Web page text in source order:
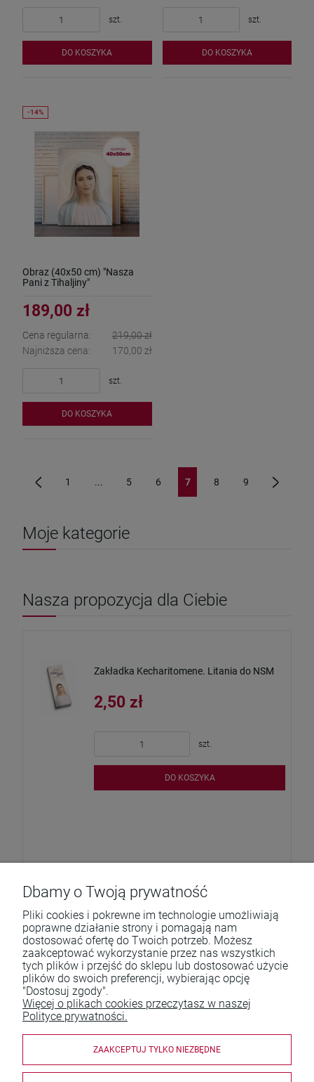
szt.
DO KOSZYKA
szt.
DO KOSZYKA
Obraz (40x50 cm) "Nasza
Pani z Tihaljiny"
189,00 zł
Cena regularna:
219,00 zł
Najniższa cena:
170,00 zł
szt.
DO KOSZYKA
1 ... 5 6 7 8 9
Moje kategorie
Nasza propozycja dla Ciebie
Zakładka Kecharitomene. Litania do NSM
2,50 zł
szt.
DO KOSZYKA
Pomoc
Moje konto
Płatności i dostawa
Informacje
O nas
Dbamy o Twoją prywatność
Pliki cookies i pokrewne im technologie umożliwiają
poprawne działanie strony i pomagają nam
dostosować ofertę do Twoich potrzeb. Możesz
zaakceptować wykorzystanie przez nas wszystkich
tych plików i przejść do sklepu lub dostosować użycie
plików do swoich preferencji, wybierając opcję
"Dostosuj zgody".
Więcej o plikach cookies przeczytasz w naszej
Polityce prywatności.
ZAAKCEPTUJ TYLKO NIEZBĘDNE